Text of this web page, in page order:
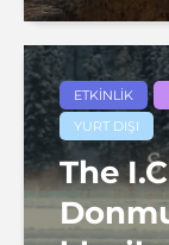
ETKINLIK
YURT DIŞI
The